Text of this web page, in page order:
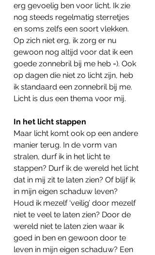
erg gevoelig ben voor licht. Ik zie
nog steeds regelmatig sterretjes
en soms zelfs een soort vlekken.
Op zich niet erg, ik zorg er nu
gewoon nog altijd voor dat ik een
goede zonnebril bij me heb =). Ook
op dagen die niet zo licht zijn, heb
ik standaard een zonnebril bij me.
Licht is dus een thema voor mij.
In het licht stappen
Maar licht komt ook op een andere
manier terug. In de vorm van
stralen, durf ik in het licht te
stappen? Durf ik de wereld het licht
dat in mij zit te laten zien? Of blijf ik
in mijn eigen schaduw leven?
Houd ik mezelf ‘veilig’ door mezelf
niet te veel te laten zien? Door de
wereld niet te laten zien waar ik
goed in ben en gewoon door te
leven in mijn eigen schaduw? Een